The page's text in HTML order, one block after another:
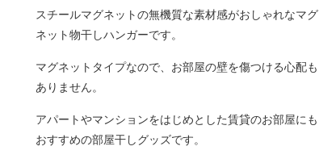
スチールマグネットの無機質な素材感がおしゃれなマグ
ネット物干しハンガーです。
マグネットタイプなので、お部屋の壁を傷つける心配も
ありません。
アパートやマンションをはじめとした賃貸のお部屋にも
おすすめの部屋干しグッズです。